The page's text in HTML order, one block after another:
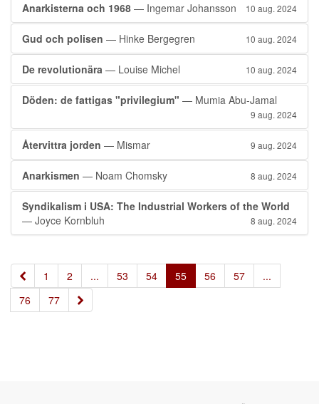
Anarkisterna och 1968 — Ingemar Johansson 10 aug. 2024
Gud och polisen — Hinke Bergegren 10 aug. 2024
De revolutionära — Louise Michel 10 aug. 2024
Döden: de fattigas "privilegium" — Mumia Abu-Jamal
9 aug. 2024
Återvittra jorden — Mismar 9 aug. 2024
Anarkismen — Noam Chomsky 8 aug. 2024
Syndikalism i USA: The Industrial Workers of the World
— Joyce Kornbluh
8 aug. 2024
« 1 2 ... 53 54 55 56 57
...
76
77 »